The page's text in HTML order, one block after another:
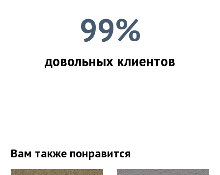
99%
довольных клиентов
Вам также понравится